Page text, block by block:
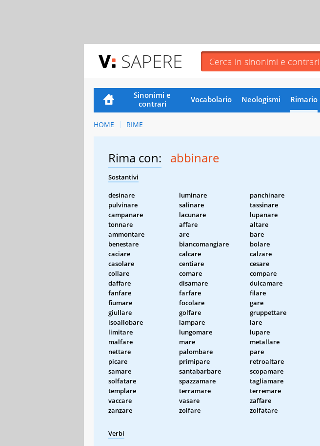
SAPERE
Sinonimi e
contrari
Vocabolario Neologismi Rimario
HOME RIME
Rima con: abbinare
Sostantivi
desinare luminare panchinare
pulvinare
salinare tassinare
campanare
lacunare lupanare
tonnare
affare altare
ammontare
are bare
benestare
biancomangiare bolare
caciare
calcare calzare
casolare
centiare cesare
collare
comare compare
daffare
disamare dulcamare
fanfare
farfare filare
fiumare
focolare gare
giullare
golfare gruppettare
isoallobare
lampare lare
limitare
lungomare lupare
malfare
mare metallare
nettare
palombare pare
picare
primipare retroaltare
samare
santabarbare scopamare
solfatare
spazzamare tagliamare
templare
terramare terremare
vaccare
vasare zaffare
zanzare
zolfare zolfatare
Verbi